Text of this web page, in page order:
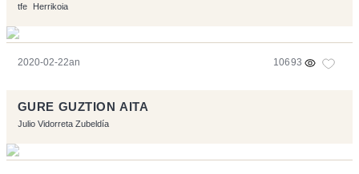
tfe Herrikoia
2020-02-22an 10693
GURE GUZTION AITA
Julio Vidorreta Zubeldía